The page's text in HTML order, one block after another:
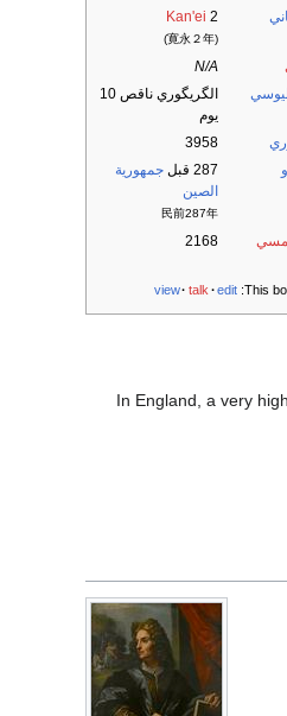
Kan'ei 2
(寛永２年)
N/A
الگريگوري ناقص 10
يوم
3958
287 قبل
جمهورية
الصين
民前287年
2168
This
view talk edit
In England, a very